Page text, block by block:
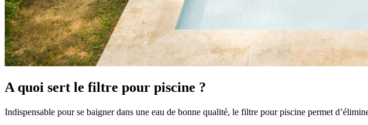
A quoi sert le filtre pour piscine ?
Indispensable pour se baigner dans une eau de bonne qualité, le filtre pour piscine permet